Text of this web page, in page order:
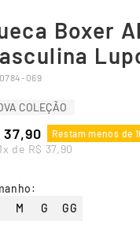
Boxer
069
COLEÇÃO
37,90 Restam menos de
x de R$ 37,90
:
M
G GG